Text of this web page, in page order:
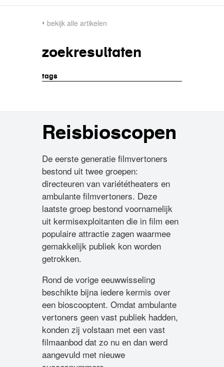
bekijk alle artikelen
zoekresultaten
tags
Reisbioscopen
De eerste generatie filmvertoners
bestond uit twee groepen:
directeuren van variététheaters en
ambulante filmvertoners. Deze
laatste groep bestond voornamelijk
uit kermisexploitanten die in film een
populaire attractie zagen waarmee
gemakkelijk publiek kon worden
getrokken.
Rond de vorige eeuwwisseling
beschikte bijna iedere kermis over
een bioscooptent. Omdat ambulante
vertoners geen vast publiek hadden,
konden zij volstaan met een vast
filmaanbod dat zo nu en dan werd
aangevuld met nieuwe